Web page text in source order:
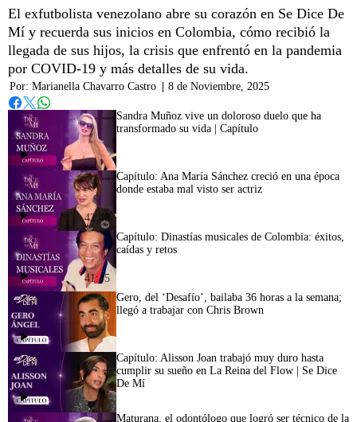
El exfutbolista venezolano abre su corazón en Se Dice De
Mí y recuerda sus inicios en Colombia, cómo recibió la
llegada de sus hijos, la crisis que enfrentó en la pandemia
por COVID-19 y más detalles de su vida.
Por: Marianella Chavarro Castro 8 de Noviembre, 2025
Facebook
TwitterWhatsapp
Sandra Muñoz vive un doloroso duelo que ha
transformado su vida | Capítulo
42:48
Capítulo: Ana María Sánchez creció en una época
donde estaba mal visto ser actriz
41:45
Capítulo: Dinastías musicales de Colombia: éxitos,
caídas y retos
Gero, del ‘Desafío’, bailaba 36 horas a la semana;
llegó a trabajar con Chris Brown
Capítulo: Alisson Joan trabajó muy duro hasta
cumplir su sueño en La Reina del Flow | Se Dice
De Mí
Maturana, el odontólogo que logró ser técnico de la